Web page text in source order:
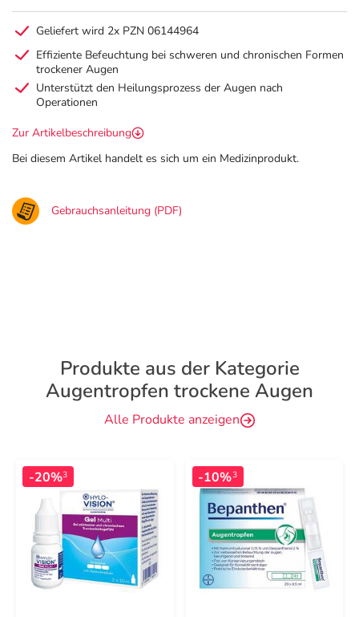
Geliefert wird 2x PZN 06144964
Effiziente Befeuchtung bei schweren und chronischen Formen
trockener Augen
Unterstützt den Heilungsprozess der Augen nach
Operationen
Zur Artikelbeschreibung
Bei diesem Artikel handelt es sich um ein Medizinprodukt.
Gebrauchsanleitung (PDF)
Produkte aus der Kategorie
Augentropfen trockene Augen
Alle Produkte anzeigen
-20%3 -10%3